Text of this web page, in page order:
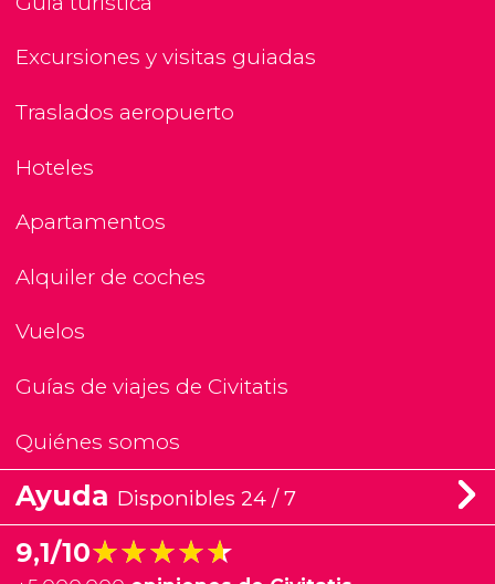
Excursiones y visitas guiadas
Traslados aeropuerto
Hoteles
Apartamentos
Alquiler de coches
Vuelos
Guías de viajes de Civitatis
Quiénes somos
Ayuda Disponibles 24 / 7
9,1/10★★★★★
★★★★★